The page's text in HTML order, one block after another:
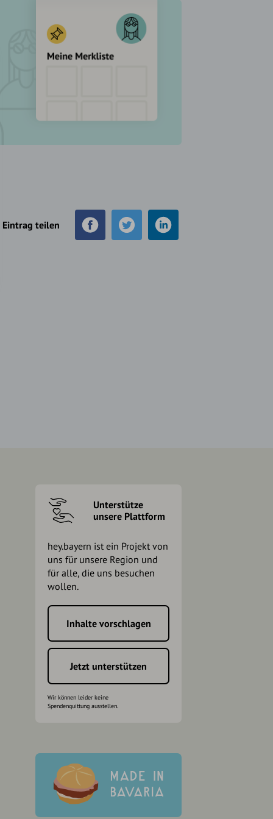
Eintrag teilen
Unterstütze
unsere Plattform
hey.bayern ist ein Projekt von
uns für unsere Region und
für alle, die uns besuchen
wollen.
Inhalte vorschlagen
Jetzt unterstützen
Wir können leider keine
Spendenquittung ausstellen.